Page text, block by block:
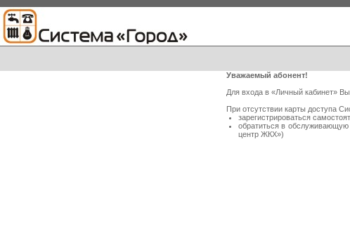
Уважаемый абонент!
Для входа в «Личный кабинет»
При отсутствии карты доступа
зарегистрироваться
обратиться в
центр ЖКХ»)